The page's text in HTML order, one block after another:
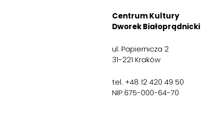
Centrum Kultury
Dworek Białoprądnicki
ul. Papiernicza 2
31-221 Kraków
tel. +48 12 420 49 50
NIP 675-000-64-70